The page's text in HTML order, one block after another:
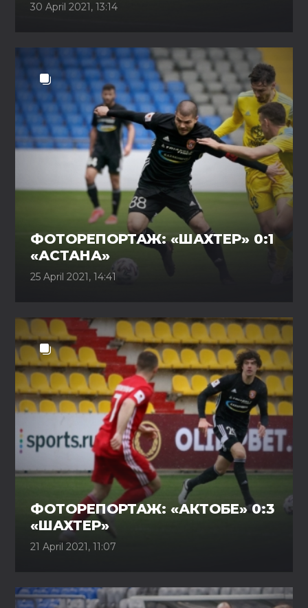
30 April 2021, 13:14
ФОТОРЕПОРТАЖ: «ШАХТЕР» 0:1
«АСТАНА»
25 April 2021, 14:41
ФОТОРЕПОРТАЖ: «АКТОБЕ» 0:3
«ШАХТЕР»
21 April 2021, 11:07